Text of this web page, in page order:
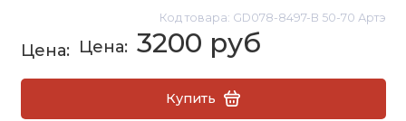
Код товара: GD078-8497-B 50-70 Артэ
3200 руб
Купить